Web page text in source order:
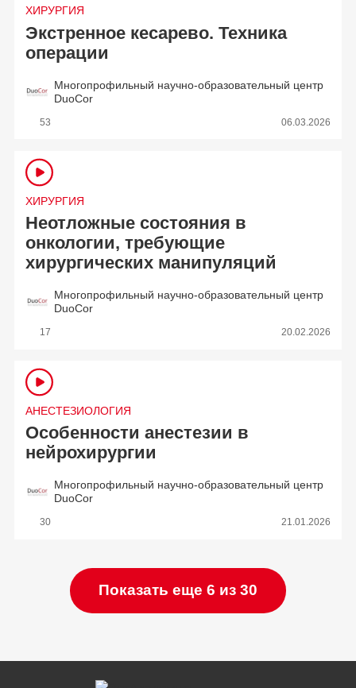
ХИРУРГИЯ
Экстренное кесарево. Техника
операции
Многопрофильный научно-образовательный центр
DuoCor
53 06.03.2026
ХИРУРГИЯ
Неотложные состояния в
онкологии, требующие
хирургических манипуляций
Многопрофильный научно-образовательный центр
DuoCor
17 20.02.2026
АНЕСТЕЗИОЛОГИЯ
Особенности анестезии в
нейрохирургии
Многопрофильный научно-образовательный центр
DuoCor
30 21.01.2026
Показать еще 6 из 30